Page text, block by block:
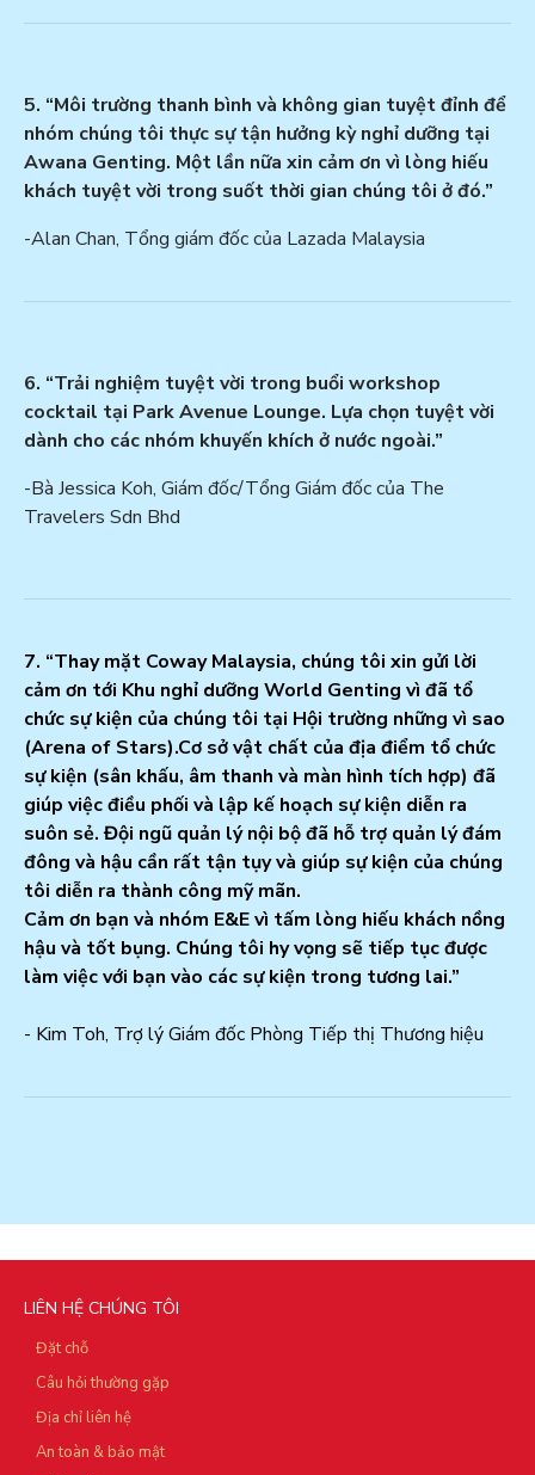
5. “Môi trường thanh bình và không gian tuyệt đỉnh để
nhóm chúng tôi thực sự tận hưởng kỳ nghỉ dưỡng tại
Awana Genting. Một lần nữa xin cảm ơn vì lòng hiếu
khách tuyệt vời trong suốt thời gian chúng tôi ở đó.”
-Alan Chan, Tổng giám đốc của Lazada Malaysia
6. “Trải nghiệm tuyệt vời trong buổi workshop
cocktail tại Park Avenue Lounge. Lựa chọn tuyệt vời
dành cho các nhóm khuyến khích ở nước ngoài.”
-Bà Jessica Koh, Giám đốc/Tổng Giám đốc của The
Travelers Sdn Bhd
7. “Thay mặt Coway Malaysia, chúng tôi xin gửi lời
cảm ơn tới Khu nghỉ dưỡng World Genting vì đã tổ
chức sự kiện của chúng tôi tại Hội trường những vì sao
(Arena of Stars).Cơ sở vật chất của địa điểm tổ chức
sự kiện (sân khấu, âm thanh và màn hình tích hợp) đã
giúp việc điều phối và lập kế hoạch sự kiện diễn ra
suôn sẻ. Đội ngũ quản lý nội bộ đã hỗ trợ quản lý đám
đông và hậu cần rất tận tụy và giúp sự kiện của chúng
tôi diễn ra thành công mỹ mãn.
Cảm ơn bạn và nhóm E&E vì tấm lòng hiếu khách nồng
hậu và tốt bụng. Chúng tôi hy vọng sẽ tiếp tục được
làm việc với bạn vào các sự kiện trong tương lai.”
- Kim Toh, Trợ lý Giám đốc Phòng Tiếp thị Thương hiệu
LIÊN HỆ CHÚNG TÔI
Đặt chỗ
Câu hỏi thường gặp
Địa chỉ liên hệ
An toàn & bảo mật